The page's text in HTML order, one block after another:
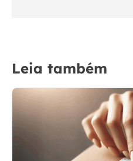
Leia também